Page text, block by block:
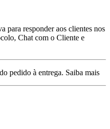
para responder aos clientes nos
Chat com o Cliente e
pedido à entrega. Saiba mais